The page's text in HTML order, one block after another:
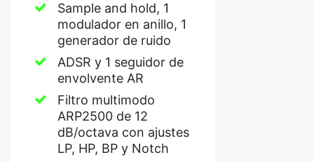
Sample and hold, 1
modulador en anillo, 1
generador de ruido
ADSR y 1 seguidor de
envolvente AR
Filtro multimodo
ARP2500 de 12
dB/octava con ajustes
LP, HP, BP y Notch